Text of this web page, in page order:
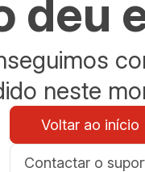
deu
neste
Voltar ao início
Contactar o